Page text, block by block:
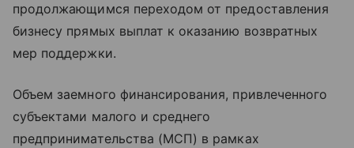
продолжающимся переходом от предоставления
бизнесу прямых выплат к оказанию возвратных
мер поддержки.
Объем заемного финансирования, привлеченного
субъектами малого и среднего
предпринимательства (МСП) в рамках